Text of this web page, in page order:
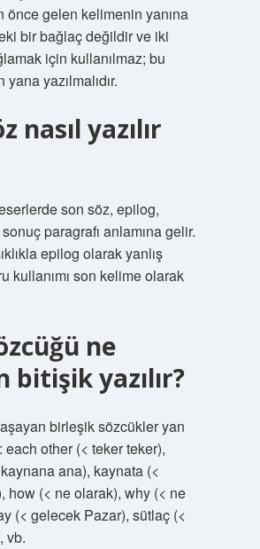
önce gelen kelimenin yanına
eki bir bağlaç değildir ve iki
için kullanılmaz; bu
yazılmalıdır.
nasıl yazılır
son söz, epilog,
paragrafı anlamına gelir.
epilog olarak yanlış
kullanımı son kelime olarak
ne
bitişik yazılır?
birleşik sözcükler yan
each other (< teker teker),
ana), kaynata (<
how (< ne olarak), why (< ne
(< gelecek Pazar), sütlaç (<
vb.